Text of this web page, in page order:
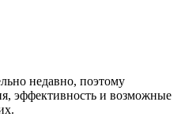
недавно, поэтому
эффективность и возможные